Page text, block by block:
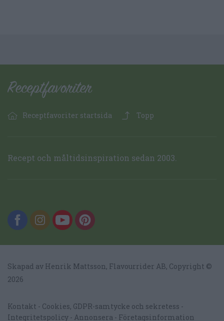
Receptfavoriter startsida Topp
Recept och måltidsinspiration sedan 2003.
Skapad av Henrik Mattsson, Flavourrider AB, Copyright ©
2026
Kontakt
Cookies, GDPR-samtycke och sekretess
Integritetspolicy
Annonsera Företagsinformation